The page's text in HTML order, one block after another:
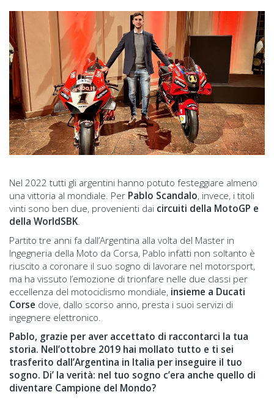
Nel 2022 tutti gli argentini hanno potuto festeggiare almeno
una vittoria al mondiale. Per Pablo Scandalo, invece, i titoli
vinti sono ben due, provenienti dai circuiti della MotoGP e
della WorldSBK.
Partito tre anni fa dall’Argentina alla volta del Master in
Ingegneria della Moto da Corsa, Pablo infatti non soltanto è
riuscito a coronare il suo sogno di lavorare nel motorsport,
ma ha vissuto l’emozione di trionfare nelle due classi per
eccellenza del motociclismo mondiale, insieme a Ducati
Corse dove, dallo scorso anno, presta i suoi servizi di
ingegnere elettronico.
Pablo, grazie per aver accettato di raccontarci la tua
storia. Nell’ottobre 2019 hai mollato tutto e ti sei
trasferito dall’Argentina in Italia per inseguire il tuo
sogno. Di’ la verità: nel tuo sogno c’era anche quello di
diventare Campione del Mondo?